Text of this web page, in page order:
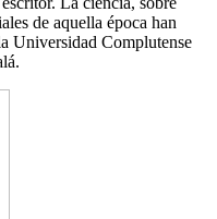
de aquella época han
Universidad Complutense